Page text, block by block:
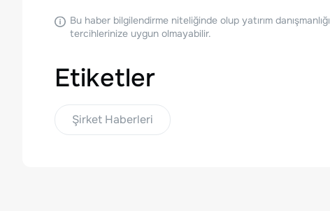
Bu haber bilgilendirme niteliğinde olup yatırım
tercihlerinize uygun olmayabilir.
Etiketler
Şirket Haberleri